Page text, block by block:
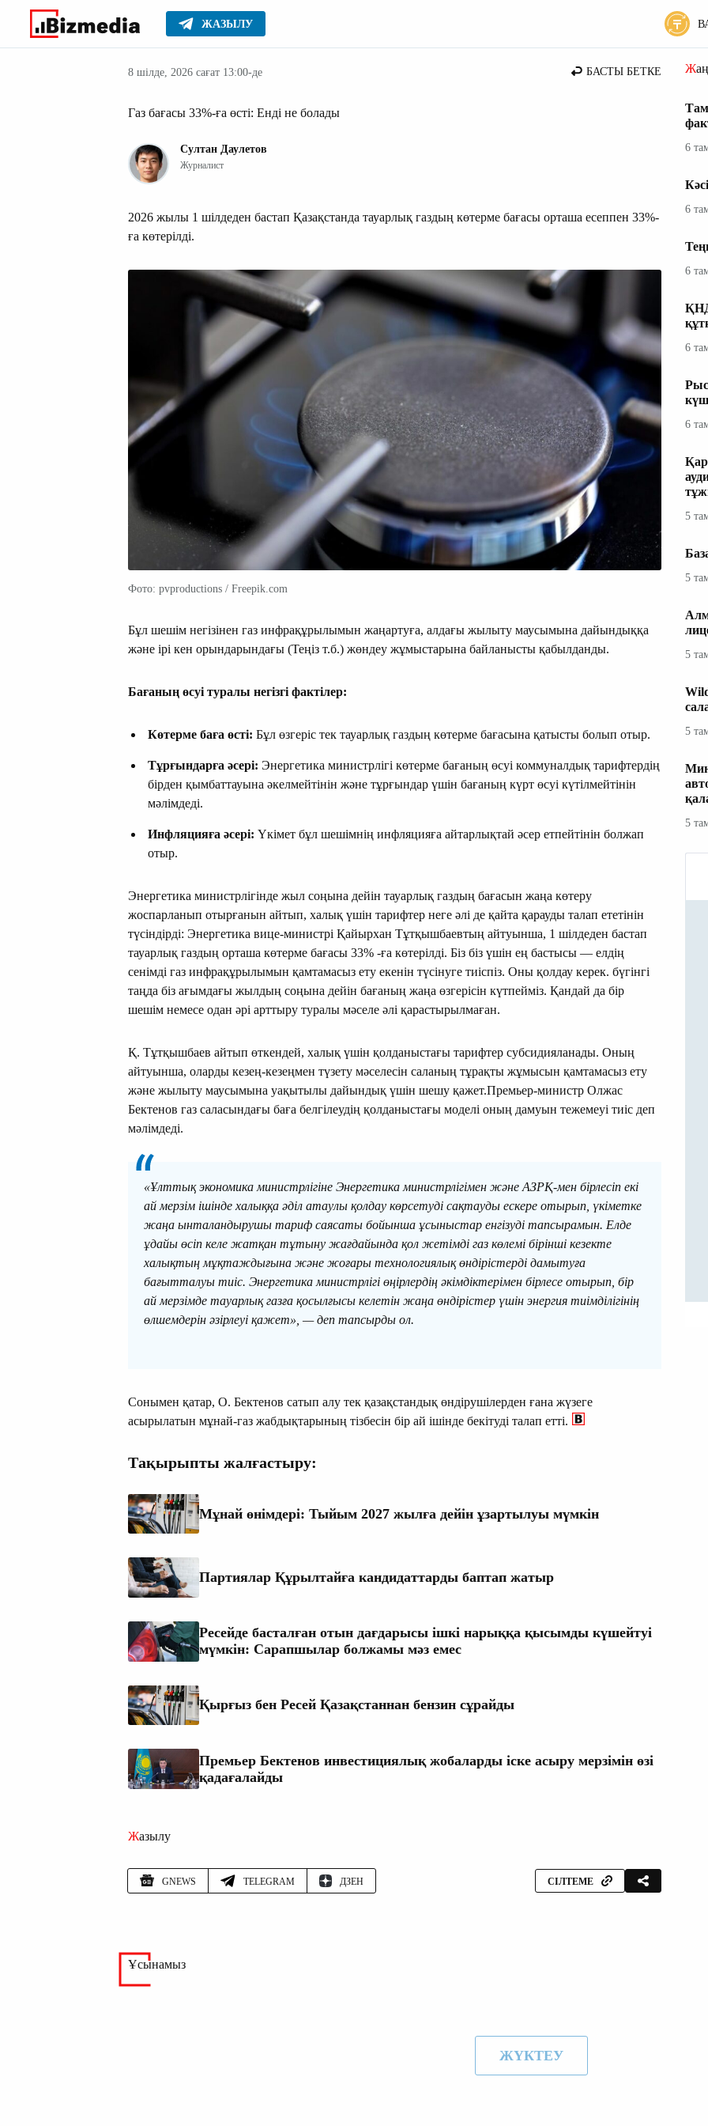
ЖАЗЫЛУ
Басты Жаңалықтар
8 шілде, 2026 сағат 13:00-де БАСТЫ БЕТКЕ
Газ бағасы 33%-ға өсті: Енді не болады
Султан Даулетов
Журналист
2026 жылы 1 шілдеден бастап Қазақстанда тауарлық газдың көтерме бағасы орташа есеппен 33%-
ға көтерілді.
Фото: pvproductions / Freepik.com
Бұл шешім негізінен газ инфрақұрылымын жаңартуға, алдағы жылыту маусымына дайындыққа
және ірі кен орындарындағы (Теңіз т.б.) жөндеу жұмыстарына байланысты қабылданды.
Бағаның өсуі туралы негізгі фактілер:
Көтерме баға өсті: Бұл өзгеріс тек тауарлық газдың көтерме бағасына қатысты болып отыр.
Тұрғындарға әсері: Энергетика министрлігі көтерме бағаның өсуі коммуналдық тарифтердің
бірден қымбаттауына әкелмейтінін және тұрғындар үшін бағаның күрт өсуі күтілмейтінін
мәлімдеді.
Инфляцияға әсері: Үкімет бұл шешімнің инфляцияға айтарлықтай әсер етпейтінін болжап
отыр.
Энергетика министрлігінде жыл соңына дейін тауарлық газдың бағасын жаңа көтеру
жоспарланып отырғанын айтып, халық үшін тарифтер неге әлі де қайта қарауды талап ететінін
түсіндірді: Энергетика вице-министрі Қайырхан Тұтқышбаевтың айтуынша, 1 шілдеден бастап
тауарлық газдың орташа көтерме бағасы 33% -ға көтерілді. Біз біз үшін ең бастысы — елдің
сенімді газ инфрақұрылымын қамтамасыз ету екенін түсінуге тиіспіз. Оны қолдау керек. бүгінгі
таңда біз ағымдағы жылдың соңына дейін бағаның жаңа өзгерісін күтпейміз. Қандай да бір
шешім немесе одан әрі арттыру туралы мәселе әлі қарастырылмаған.
Қ. Тұтқышбаев айтып өткендей, халық үшін қолданыстағы тарифтер субсидияланады. Оның
айтуынша, оларды кезең-кезеңмен түзету мәселесін саланың тұрақты жұмысын қамтамасыз ету
және жылыту маусымына уақытылы дайындық үшін шешу қажет.Премьер-министр Олжас
Бектенов газ саласындағы баға белгілеудің қолданыстағы моделі оның дамуын тежемеуі тиіс деп
мәлімдеді.
«Ұлттық экономика министрлігіне Энергетика министрлігімен және АЗРҚ-мен бірлесіп екі
ай мерзім ішінде халыққа әділ атаулы қолдау көрсетуді сақтауды ескере отырып, үкіметке
жаңа ынталандырушы тариф саясаты бойынша ұсыныстар енгізуді тапсырамын. Елде
ұдайы өсіп келе жатқан тұтыну жағдайында қол жетімді газ көлемі бірінші кезекте
халықтың мұқтаждығына және жоғары технологиялық өндірістерді дамытуға
бағытталуы тиіс. Энергетика министрлігі өңірлердің әкімдіктерімен бірлесе отырып, бір
ай мерзімде тауарлық газға қосылғысы келетін жаңа өндірістер үшін энергия тиімділігінің
өлшемдерін әзірлеуі қажет», — деп тапсырды ол.
Сонымен қатар, О. Бектенов сатып алу тек қазақстандық өндірушілерден ғана жүзеге
асырылатын мұнай-газ жабдықтарының тізбесін бір ай ішінде бекітуді талап етті.
Тақырыпты жалғастыру:
Мұнай өнімдері: Тыйым 2027 жылға дейін ұзартылуы мүмкін
Партиялар Құрылтайға кандидаттарды баптап жатыр
Ресейде басталған отын дағдарысы ішкі нарыққа қысымды күшейтуі
мүмкін: Сарапшылар болжамы мәз емес
Қырғыз бен Ресей Қазақстаннан бензин сұрайды
Премьер Бектенов инвестициялық жобаларды іске асыру мерзімін өзі
қадағалайды
Жазылу
GNEWS TELEGRAM ДЗЕН СІЛТЕМЕ
6
6
6
6
6
5
5
5
5
5
Ұсынамыз
ЖҮКТЕУ